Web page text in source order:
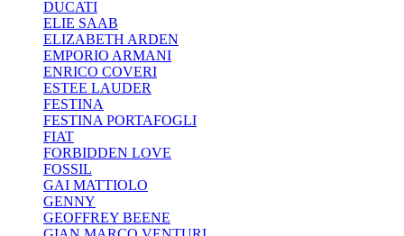
DUCATI
ELIE SAAB
ELIZABETH ARDEN
EMPORIO ARMANI
ENRICO COVERI
ESTEE LAUDER
FESTINA
FESTINA PORTAFOGLI
FIAT
FORBIDDEN LOVE
FOSSIL
GAI MATTIOLO
GENNY
GEOFFREY BEENE